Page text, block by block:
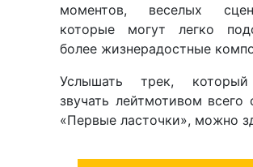
моментов, веселых
которые могут легко
более жизнерадостные
Услышать трек,
звучать лейтмотивом всего
«Первые ласточки», можно